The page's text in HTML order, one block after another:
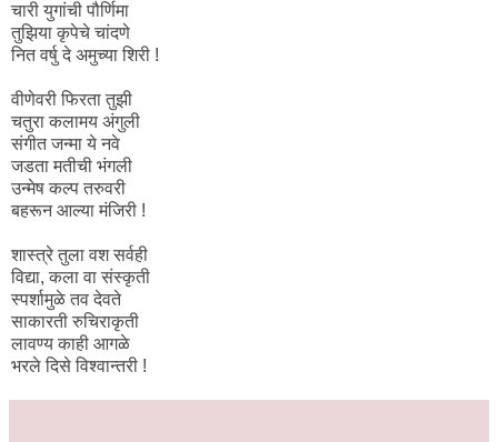
चारी युगांची पौर्णिमा
तुझिया कृपेचे चांदणे
नित वर्षु दे अमुच्या शिरी !
वीणेवरी फिरता तुझी
चतुरा कलामय अंगुली
संगीत जन्मा ये नवे
जडता मतीची भंगली
उन्मेष कल्प तरुवरी
बहरून आल्या मंजिरी !
शास्त्रे तुला वश सर्वही
विद्या, कला वा संस्कृती
स्पर्शामुळे तव देवते
साकारती रुचिराकृती
लावण्य काही आगळे
भरले दिसे विश्वान्तरी !